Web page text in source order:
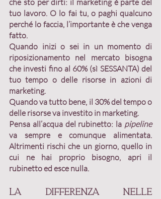
che sto per dirti: il marketing è parte del
tuo lavoro. O lo fai tu, o paghi qualcuno
perché lo faccia, l’importante è che venga
fatto.
Quando inizi o sei in un momento di
riposizionamento nel mercato bisogna
che investi fino al 60% (sì SESSANTA) del
tuo tempo o delle risorse in azioni di
marketing.
Quando va tutto bene, il 30% del tempo o
delle risorse va investito in marketing.
Pensa all’acqua del rubinetto: la
pipeline
va sempre e comunque alimentata.
Altrimenti rischi che un giorno, quello in
cui ne hai proprio bisogno, apri il
rubinetto ed esce nulla.
La differenza nelle